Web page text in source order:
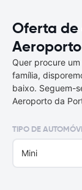
Oferta de
Quer procure
família,
baixo. Seguem-
Aeroporto da
TIPO DE
Mini